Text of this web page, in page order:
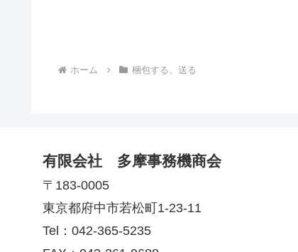
ホーム 梱包する、送る
有限会社 多摩事務機商会
〒183-0005
東京都府中市若松町1-23-11
Tel：042-365-5235